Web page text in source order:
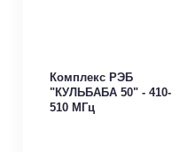
Комплекс РЭБ
"КУЛЬБАБА 50" - 410-
510 МГц